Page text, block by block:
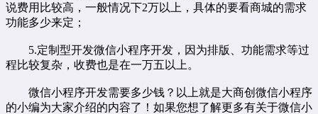
说费用比较高，一般情况下2万以上，具体的要看商城的需求
功能多少来定；
5.定制型开发微信小程序开发，因为排版、功能需求等过
程比较复杂，收费也是在一万五以上。
微信小程序开发需要多少钱？以上就是大商创微信小程序
的小编为大家介绍的内容了！如果您想了解更多有关于微信小